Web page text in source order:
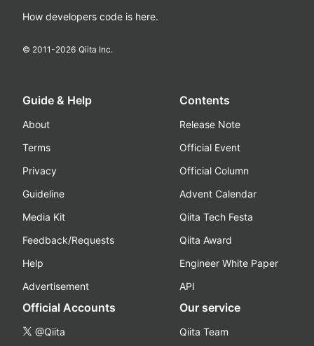
How developers code is here.
© 2011-2026 Qiita Inc.
Guide & Help
About
Terms
Privacy
Guideline
Media Kit
Feedback/Requests
Help
Advertisement
Contents
Release Note
Official Event
Official Column
Advent Calendar
Qiita Tech Festa
Qiita Award
Engineer White Paper
API
Official Accounts
@Qiita
Our service
Qiita Team